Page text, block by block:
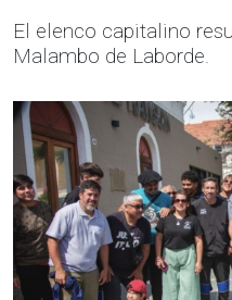
El elenco capitalino
Malambo de Laborde.